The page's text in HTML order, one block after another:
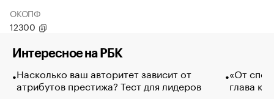
ОКОПФ
12300
Интересное на РБК
Насколько ваш авторитет зависит от
атрибутов престижа? Тест для лидеров
«От
глава